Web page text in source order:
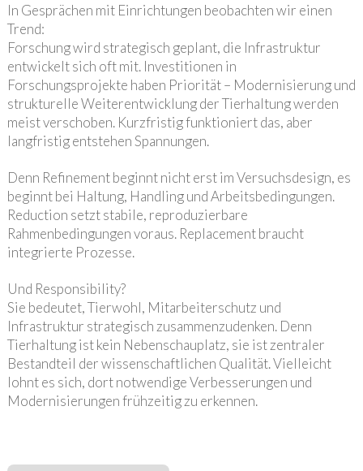
In Gesprächen mit Einrichtungen beobachten wir einen
Trend:
Forschung wird strategisch geplant, die Infrastruktur
entwickelt sich oft mit. Investitionen in
Forschungsprojekte haben Priorität – Modernisierung und
strukturelle Weiterentwicklung der Tierhaltung werden
meist verschoben. Kurzfristig funktioniert das, aber
langfristig entstehen Spannungen.
Denn Refinement beginnt nicht erst im Versuchsdesign, es
beginnt bei Haltung, Handling und Arbeitsbedingungen.
Reduction setzt stabile, reproduzierbare
Rahmenbedingungen voraus. Replacement braucht
integrierte Prozesse.
Und Responsibility?
Sie bedeutet, Tierwohl, Mitarbeiterschutz und
Infrastruktur strategisch zusammenzudenken. Denn
Tierhaltung ist kein Nebenschauplatz, sie ist zentraler
Bestandteil der wissenschaftlichen Qualität. Vielleicht
lohnt es sich, dort notwendige Verbesserungen und
Modernisierungen frühzeitig zu erkennen.